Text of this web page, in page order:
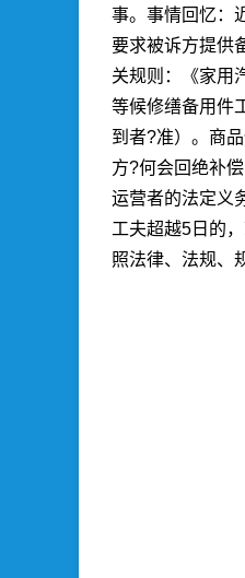
事。事情回忆：
要求被诉方提供
关规则：《家用
等候修缮备用件
到者?准）。 商
方?何会回绝补
运营者的法定义
工夫超越5日的
照法律、法规、